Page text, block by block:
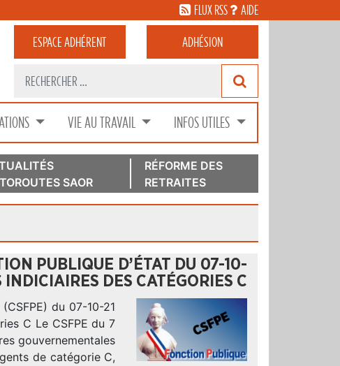
FLUX RSS AIDE
ESPACEADHÉRENT ADHÉSION
VIE AU TRAVAIL INFOS UTILES
SAOR
RÉFORME DES
RETRAITES
PUBLIQUE D’ÉTAT DU 07-10-
DES CATÉGORIES C
du 07-10-21
C Le CSFPE du 7
gouvernementales
de catégorie C,